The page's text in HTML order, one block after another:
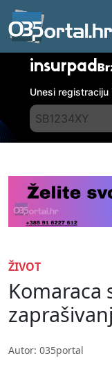
insurpad
Unesi
ŽIVOT
Komaraca
Autor: 035portal